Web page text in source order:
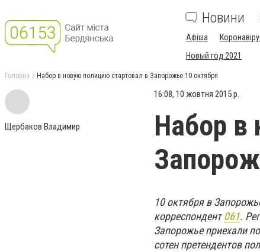
Новини
Афіша
Новый год 2021
Головна Набор в новую полицию стартовал в Запорожье 10 октября
Щербаков Владимир
16:08, 10 жовтня 2015 р.
Набор в
10 октября в
корреспондент061.
Запорожье приехали
сотен претендентов